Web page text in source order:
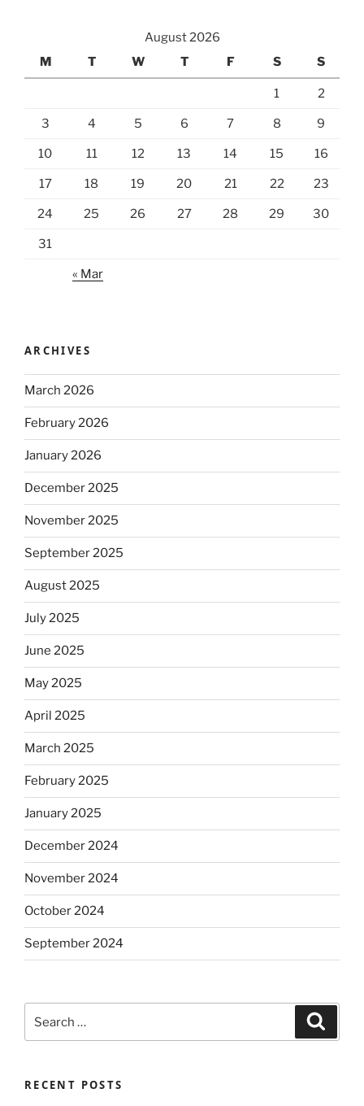
August 2026
M
T W T F S S
1 2
3 4 5 6 7 8 9
10 11 12 13 14 15 16
17 18 19 20 21 22 23
24 25 26 27 28 29 30
31
« Mar
ARCHIVES
March 2026
February 2026
January 2026
December 2025
November 2025
September 2025
August 2025
July 2025
June 2025
May 2025
April 2025
March 2025
February 2025
January 2025
December 2024
November 2024
October 2024
September 2024
for:
RECENT POSTS